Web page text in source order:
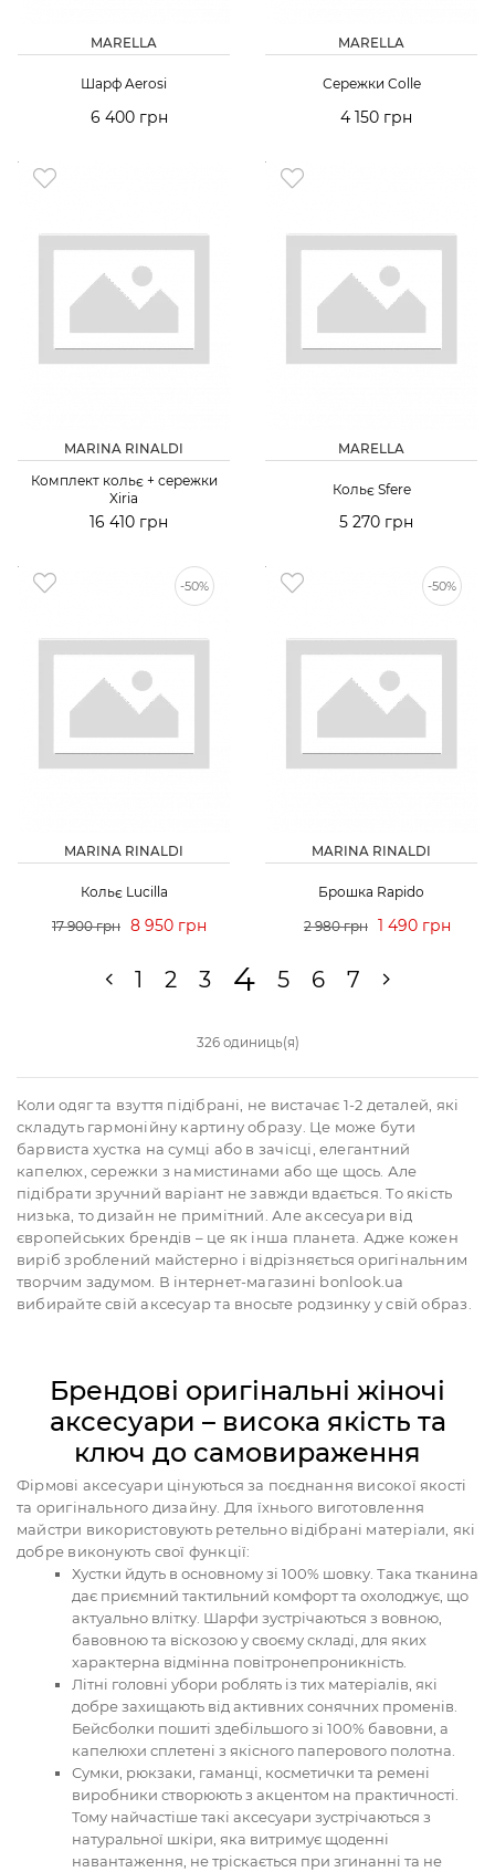
MARELLA
Шарф Aerosi
6 400 грн
MARELLA
Сережки Colle
4 150 грн
MARINA RINALDI
Комплект кольє + сережки
Xiria
16 410 грн
MARELLA
Кольє Sfere
5 270 грн
-50%
MARINA RINALDI
Кольє Lucilla
17 900 грн 8 950 грн
-50%
MARINA RINALDI
Брошка Rapido
2 980 грн 1 490 грн
1 2 3 4 5 6 7
326 одиниць(я)
Коли одяг та взуття підібрані, не вистачає 1-2 деталей, які
складуть гармонійну картину образу. Це може бути
барвиста хустка на сумці або в зачісці, елегантний
капелюх, сережки з намистинами або ще щось. Але
підібрати зручний варіант не завжди вдається. То якість
низька, то дизайн не примітний. Але аксесуари від
європейських брендів – це як інша планета. Адже кожен
виріб зроблений майстерно і відрізняється оригінальним
творчим задумом. В інтернет-магазині bonlook.ua
вибирайте свій аксесуар та вносьте родзинку у свій образ.
Брендові оригінальні жіночі
аксесуари – висока якість та
ключ до самовираження
Фірмові аксесуари цінуються за поєднання високої якості
та оригінального дизайну. Для їхнього виготовлення
майстри використовують ретельно відібрані матеріали, які
добре виконують свої функції:
Хустки йдуть в основному зі 100% шовку. Така тканина
дає приємний тактильний комфорт та охолоджує, що
актуально влітку. Шарфи зустрічаються з вовною,
бавовною та віскозою у своєму складі, для яких
характерна відмінна повітронепроникність.
Літні головні убори роблять із тих матеріалів, які
добре захищають від активних сонячних променів.
Бейсболки пошиті здебільшого зі 100% бавовни, а
капелюхи сплетені з якісного паперового полотна.
Сумки, рюкзаки, гаманці, косметички та ремені
виробники створюють з акцентом на практичності.
Тому найчастіше такі аксесуари зустрічаються з
натуральної шкіри, яка витримує щоденні
навантаження, не тріскається при згинанні та не